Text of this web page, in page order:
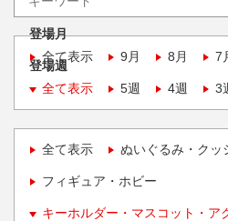
登場月
全て表示
9月 8月 7
登場週
全て表示
5週 4週 3
全て表示 ぬいぐるみ・クッ
フィギュア・ホビー
キーホルダー・マスコット・ア